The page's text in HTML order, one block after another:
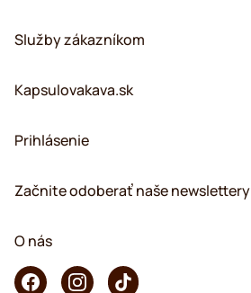
Služby zákazníkom
Kapsulovakava.sk
Prihlásenie
Začnite odoberať naše newslettery
O nás